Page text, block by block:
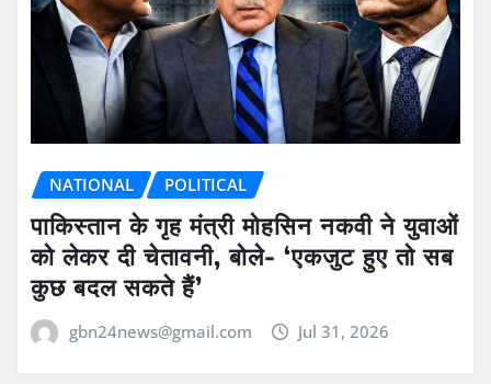
NATIONAL POLITICAL
पाकिस्तान के गृह मंत्री मोहसिन नकवी ने युवाओं
को लेकर दी चेतावनी, बोले- ‘एकजुट हुए तो सब
कुछ बदल सकते हैं’
gbn24news@gmail.com Jul 31, 2026